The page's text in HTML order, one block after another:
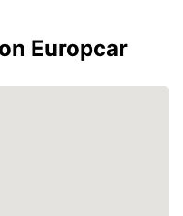
Europcar